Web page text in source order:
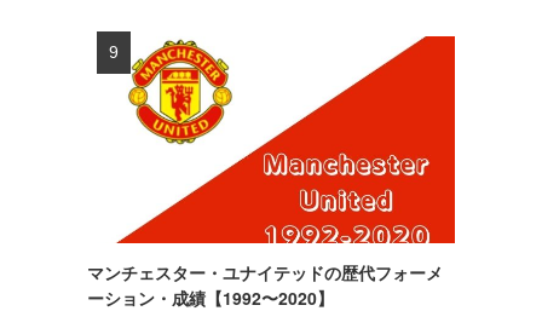
マンチェスター・ユナイテッドの歴代フォーメ
ーション・成績【1992〜2020】